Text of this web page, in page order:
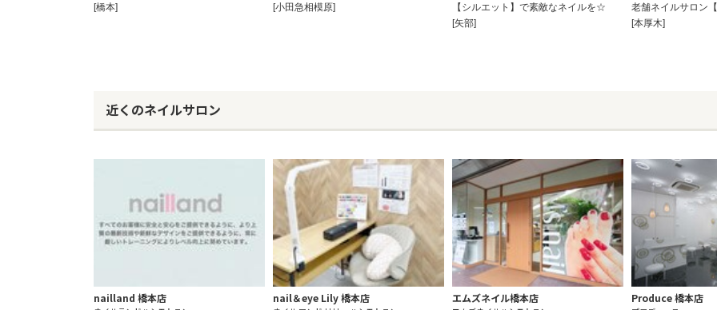
[橋本]
[小田急相模原]
【シルエット】で素敵なネイルを☆
[矢部]
老舗ネイルサロン
[本厚木]
近くのネイルサロン
nailland 橋本店 nail＆eye Lily 橋本店 エムズネイル橋本店 Produce 橋本店